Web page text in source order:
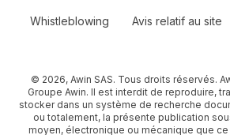
Whistleblowing Avis relatif au site
© 2026, Awin SAS. Tous droits réservés.
Groupe Awin. Il est interdit de reproduire,
stocker dans un système de recherche
ou totalement, la présente publication
moyen, électronique ou mécanique que